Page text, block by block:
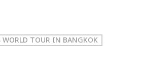
TOUR IN BANGKOK